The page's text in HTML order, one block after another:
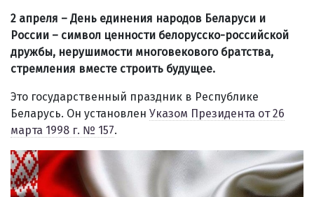
2 апреля – День единения народов Беларуси и
России – символ ценности белорусско-российской
дружбы, нерушимости многовекового братства,
стремления вместе строить будущее.
Это государственный праздник в Республике
Беларусь. Он установлен Указом Президента от 26
марта 1998 г. № 157.